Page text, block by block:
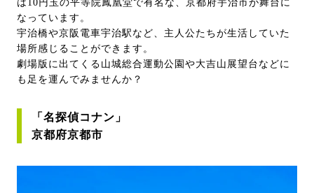
は10円玉の平等院鳳凰堂で有名な、京都府宇治市が舞台に
なっています。
宇治橋や京阪電車宇治駅など、主人公たちが生活していた
場所感じることができます。
劇場版に出てくる山城総合運動公園や大吉山展望台などに
も足を運んでみませんか？
「名探偵コナン」
京都府京都市